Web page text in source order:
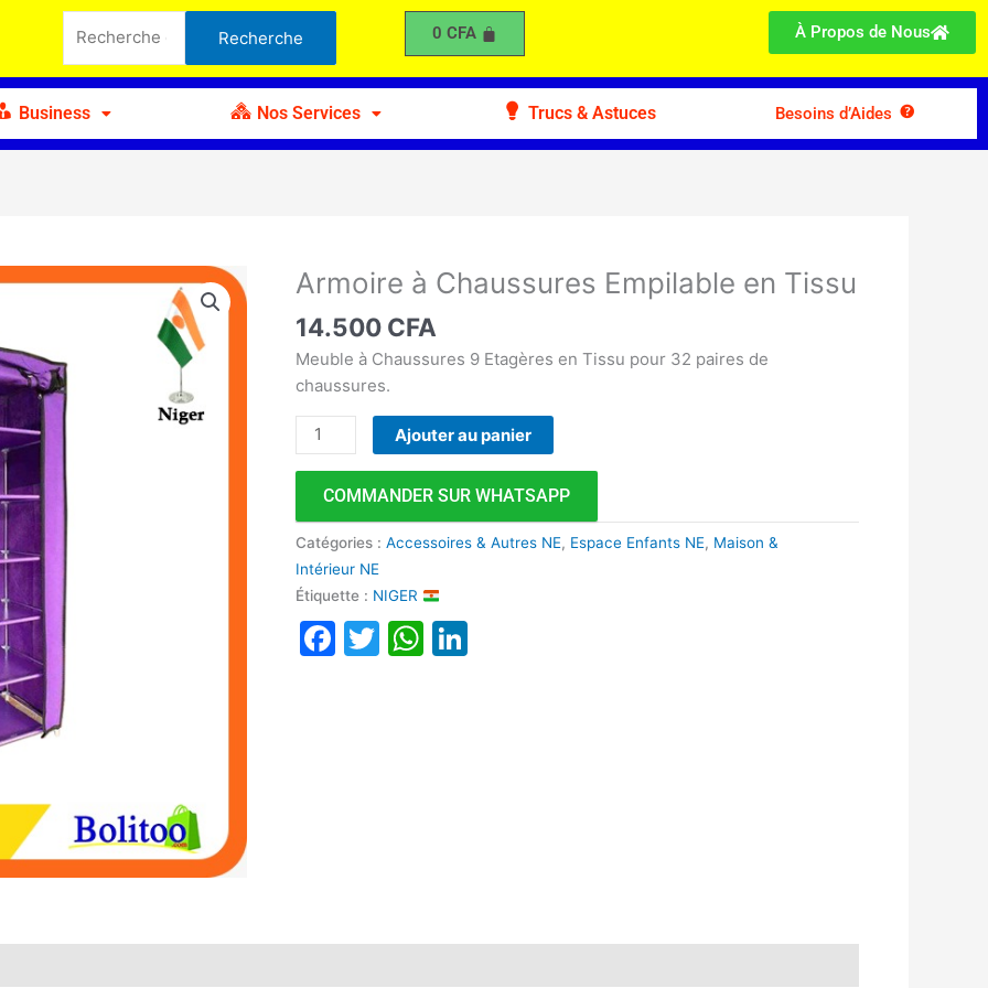
pour :
Recherche 0 CFA À Propos de Nous
Business Nos Services Trucs & Astuces Besoins d’Aides
Armoire à Chaussures Empilable en Tissu
14.500 CFA
Meuble à Chaussures 9 Etagères en Tissu pour 32 paires de
chaussures.
quantité
Armoire
à
Chaussures
Ajouter au panier
COMMANDER SUR WHATSAPP
Catégories :Accessoires & Autres NE, Espace Enfants NE, Maison &
Intérieur NE
Étiquette : NIGER
Facebook
TwitterWhatsApp
en
Tissu